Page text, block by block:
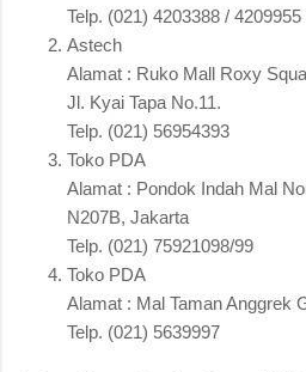
Telp. (021) 4203388 / 4209955
Astech
Alamat : Ruko Mall Roxy
Jl. Kyai Tapa No.11.
Telp. (021) 56954393
Toko PDA
Alamat : Pondok Indah Mal
N207B, Jakarta
Telp. (021) 75921098/99
Toko PDA
Alamat : Mal Taman Anggrek
Telp. (021) 5639997